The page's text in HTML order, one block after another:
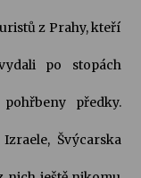
z Prahy, kteří
po stopách
předky.
Švýcarska